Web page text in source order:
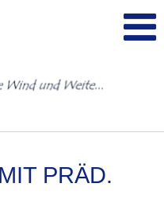
PRÄD.